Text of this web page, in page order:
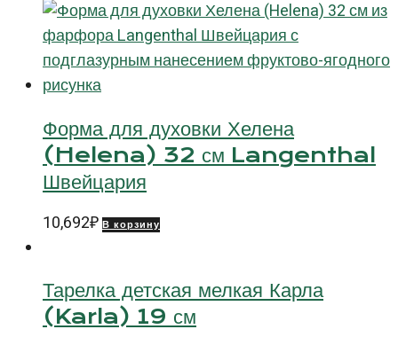
Форма для духовки Хелена
(Helena) 32 см Langenthal
Швейцария
10,692₽ В корзину
Тарелка детская мелкая Карла
(Karla) 19 см